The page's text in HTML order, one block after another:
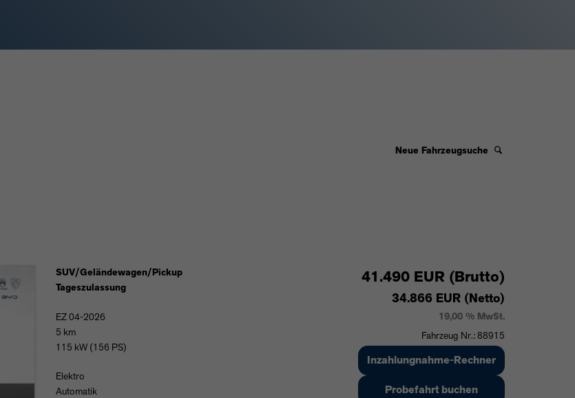
Neue Fahrzeugsuche
SUV/Geländewagen/Pickup
Tageszulassung
EZ 04-2026
5 km
115 kW (156 PS)
Elektro
Automatik
41.490 EUR (Brutto)
34.866 EUR (Netto)
19,00 % MwSt.
Fahrzeug Nr.: 88915
Inzahlungnahme-Rechner
Probefahrt buchen